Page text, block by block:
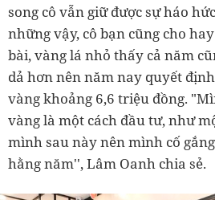
song cô vẫn giữ được sự háo
những vậy, cô bạn cũng cho
bài, vàng lá nhỏ thấy cả năm
dả hơn nên năm nay quyết
vàng khoảng 6,6 triệu đồng.
vàng là một cách đầu tư, như
mình sau này nên mình cố
hằng năm'', Lâm Oanh chia sẻ.